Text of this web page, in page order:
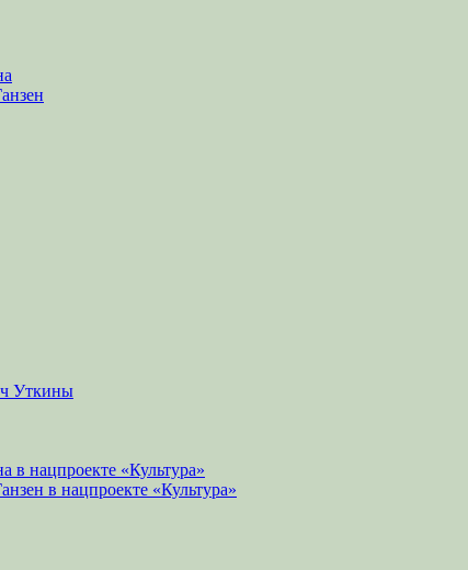
Уткины
нацпроекте «Культура»
в нацпроекте «Культура»